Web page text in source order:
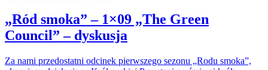
„Ród smoka” – 1×09 „The Green
Council” – dyskusja
Za nami przedostatni odcinek pierwszego sezonu „Rodu smoka”,